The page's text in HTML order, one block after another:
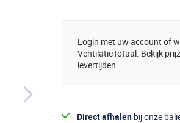
Direct afhalen bij onze
Login met uw account of
VentilatieTotaal. Bekijk
levertijden.